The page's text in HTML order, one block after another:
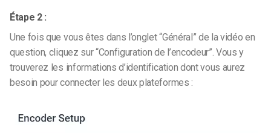
Étape 2 :
Une fois que vous êtes dans l’onglet “Général” de la vidéo en
question, cliquez sur “Configuration de l’encodeur”. Vous y
trouverez les informations d’identification dont vous aurez
besoin pour connecter les deux plateformes :